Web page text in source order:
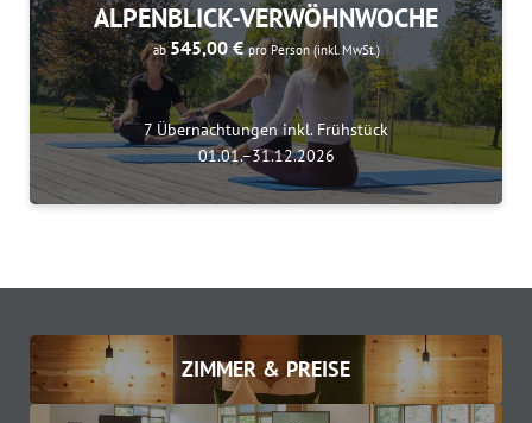
ALPENBLICK-VERWÖHNWOCHE
ab 545,00 €pro Person (inkl. MwSt.)
7 Übernachtungen inkl. Frühstück
01.01.–31.12.2026
ZIMMER & PREISE